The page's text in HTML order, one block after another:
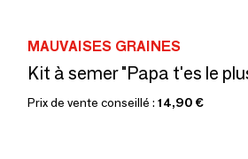
MAUVAISES GRAINES
Prix de vente conseillé : 14,90 €